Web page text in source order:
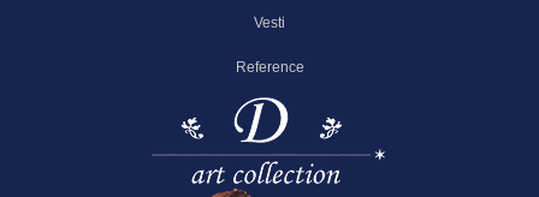
Vesti
Reference